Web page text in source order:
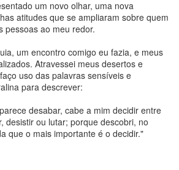
um novo olhar, uma nova
atitudes que se ampliaram sobre quem
pessoas ao meu redor.
um encontro comigo eu fazia, e meus
Atravessei meus desertos e
uso das palavras sensíveis e
para descrever:
desabar, cabe a mim decidir entre
desistir ou lutar; porque descobri, no
que o mais importante é o decidir."